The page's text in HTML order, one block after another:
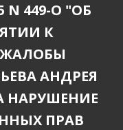
N 449-О "ОБ
К
АНДРЕЯ
НАРУШЕНИЕ
ПРАВ